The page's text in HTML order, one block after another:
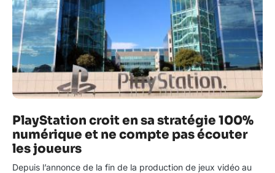
PlayStation croit en sa stratégie 100%
numérique et ne compte pas écouter
les joueurs
Depuis l’annonce de la fin de la production de jeux vidéo au